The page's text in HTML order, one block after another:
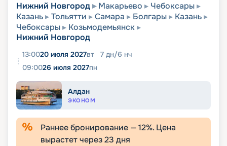
Нижний Новгород Макарьево
Чебоксары
Казань
Тольятти Самара Болгары
Казань
Чебоксары
Козьмодемьянск
Нижний Новгород
13:0020 июля 2027вт 7 дн/6 нч
09:0026 июля 2027пн
Алдан
ЭКОНОМ
Раннее бронирование —12%. Цена
вырастет через23 дня